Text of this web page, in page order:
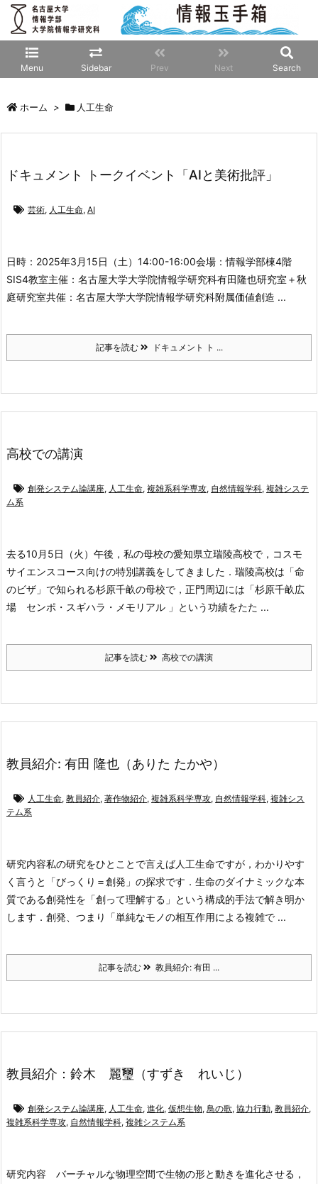
Menu Sidebar Prev Next Search
ホーム > 人工生命
ドキュメント トークイベント「AIと美術批評」
芸術, 人工生命, AI
日時：2025年3月15日（土）14:00-16:00会場：情報学部棟4階
SIS4教室主催：名古屋大学大学院情報学研究科有田隆也研究室＋秋
庭研究室共催：名古屋大学大学院情報学研究科附属価値創造 ...
記事を読む ドキュメント ト ...
高校での講演
創発システム論講座, 人工生命, 複雑系科学専攻, 自然情報学科, 複雑システ
ム系
去る10月5日（火）午後，私の母校の愛知県立瑞陵高校で，コスモ
サイエンスコース向けの特別講義をしてきました．瑞陵高校は「命
のビザ」で知られる杉原千畝の母校で，正門周辺には「杉原千畝広
場 センポ・スギハラ・メモリアル 」という功績をたた ...
記事を読む 高校での講演
教員紹介: 有田 隆也（ありた たかや）
人工生命, 教員紹介, 著作物紹介, 複雑系科学専攻, 自然情報学科, 複雑シス
テム系
研究内容私の研究をひとことで言えば人工生命ですが，わかりやす
く言うと「びっくり＝創発」の探求です．生命のダイナミックな本
質である創発性を「創って理解する」という構成的手法で解き明か
します．創発、つまり「単純なモノの相互作用による複雑で ...
記事を読む 教員紹介: 有田 ...
教員紹介：鈴木 麗璽（すずき れいじ）
創発システム論講座, 人工生命, 進化, 仮想生物, 鳥の歌, 協力行動, 教員紹介,
複雑系科学専攻, 自然情報学科, 複雑システム系
研究内容 バーチャルな物理空間で生物の形と動きを進化させる，